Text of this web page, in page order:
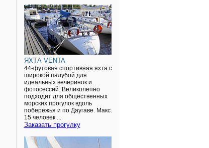
ЯХТА VENTA
44-футовая спортивная яхта с
широкой палубой для
идеальных вечеринок и
фотосессий. Великолепно
подходит для общественных
морских прогулок вдоль
побережья и по Даугаве. Макс.
15 человек ...
Заказать прогулку